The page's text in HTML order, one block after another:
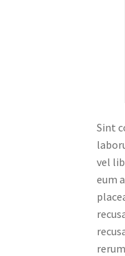
Sint
vel
eum